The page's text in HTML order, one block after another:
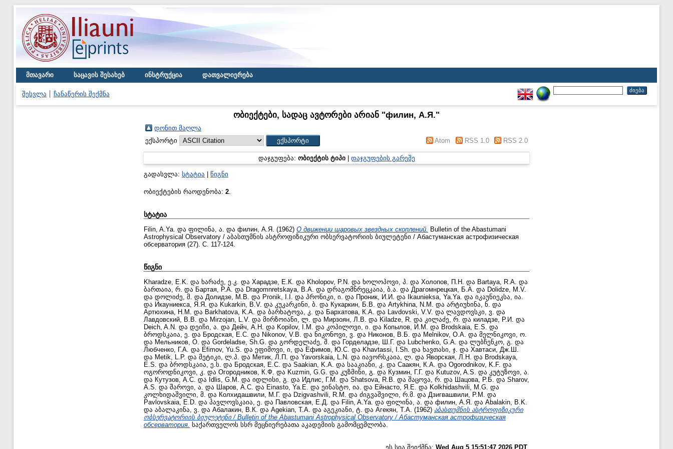
მთავარი საცავის შესახებ ინსტრუქცია დათვალიერება
შესვლა ჩანაწერის შექმნა
ობიექტები, სადაც ავტორები არიან "филин, А.Я."
დონით მაღლა
ექსპორტი
Atom RSS 1.0 RSS 2.0
დაჯგუფება: ობიექტის ტიპი| დაჯგუფების გარეშე
გადასვლა: სტატია წიგნი
ობიექტების რაოდენობა: 2.
სტატია
Filin, A.Ya. და ფილინა, ა. და филин, А.Я. (1962) О движении шаровых звездных скоплений.
Bulletin of the Abastumani
Astrophysical Observatory / აბასთუმნის ასტროფიზიკური ობსერვატორიის ბიულეტენი / Абастуманская астрофизическая
обсерватория (27). С. 117-124.
წიგნი
Kharadze, E.K. და ხარაძე, ე.კ. და Харадзе, Е.К. და Kholopov, P.N. და ხოლოპოვი, პ. და Холопов, П.Н. და Bartaya, R.A. და
ბართაია, რ. და Бартая, Р.А. და Dragomnretskaya, B.A. და დრაგომნრეცკაია, ბ.ა. და Драгомнрецкая, Б.А. და Dolidze, M.V.
და დოლიძე, მ. და Долидзе, М.В. და Pronik, I.I. და პრონიკი, ი. და Проник, И.И. და Ikaunieksa, Ya.Ya. და იკაუნიეკსა, ია.
და Икауниекса, Я.Я. და Kukarkin, B.V. და კუკარკინი, ბ. და Кукаркин, Б.В. და Artykhina, N.M. და არტიუხინა, ნ. და
Артюхина, Н.М. და Barkhatova, K.A. და ბარხატოვა, კ. და Бархатова, К.А. და Lavdovski, V.V. და ლავდოვსკი, ვ. და
Лавдовский, В.В. და Mirzojan, L.V. და მირზოიანი, ლ. და Мирзоян, Л.В. და Kiladze, R. და კილაძე, რ. და киладзе, Р.И. და
Deich, A.N. და დეიჩი, ა. და Дейч, А.Н. და Kopilov, I.M. და კოპილოვი, ი. და Копылов, И.М. და Brodskaia, E.S. და
ბროდსკაია, ე. და Бродская, Е.С. და Nikonov, V.B. და ნიკონოვი, ვ. და Никонов, В.Б. და Melnikov, O.A. და მელნიკოვი, ო.
და Мельников, О. და Gordeladse, Sh.G. და გორდელაძე, შ. და Горделадзе, Ш.Г. და Lubchenko, G.A. და ლუბჩენკო, გ. და
Любченко, Г.А. და Efimov, Yu.S. და ეფიმოვი, ი, და Ефимов, Ю.С. და Khavtassi, I.Sh. და ხავთასი, ჯ. და Хавтаси, Дж.Ш.
და Metik, L.P. და მეტიკი, ლ.პ. და Метик, Л.П. და Yavorskaia, L.N. და იავორსკაია, ლ. და Яворская, Л.Н. და Brodskaya,
E.S. და ბროდსკაია, ე.ს. და Бродская, Е.С. და Saakian, K.A. და სააკიანი, კ. და Саакян, К.А. და Ogorodnikov, K.F. და
ოგოროდნიკოვი, კ. და Огородников, К.Ф. და Kuzmin, G.G. და კუზმინი, გ. და Кузмин, Г.Г. და Kutuzov, A.S. და კუტუზოვი, ა.
და Кутузов, А.С. და Idlis, G.M. და იდლისი, გ. და Идлис, Г.М. და Shatsova, R.B. და შაცოვა, რ. და Шацова, Р.Б. და Sharov,
A.S. და შაროვი, ა. და Шаров, А.С. და Einasto, Ya.E. და ეინასტო, ია. და Ейнасто, Я.Е. და Kolkhidashvili, M.G. და
კოლხიდაშვილი, მ. და Колхидашвили, М.Г. და Dzigvashvili, R.M. და ძიგვაშვილი, რ.მ. და Дзигвашвили, Р.М. და
Pavlovskaia, E.D. და პავლოვსკაია, ე. და Павловская, Е.Д. და Filin, A.Ya. და ფილინა, ა. და филин, А.Я. და Abalakin, B.K.
და აბალაკინა, ვ. და Абалакин, В.К. და Agekian, T.A. და აგეკიანი, ტ. და Агекян, Т.А. (1962) აბასთუმნის ასტროფიზიკური
ობსერვატორიის ბიულეტენი / Bulletin of the Abastumani Astrophysical Observatory / Абастуманская астрофизическая
обсерватория. საქართველოს სსრ მეცნიერებათა აკადემიის გამომცემლობა.
ეს სია შეიქმნა: Wed Aug 5 15:51:47 2026 PDT